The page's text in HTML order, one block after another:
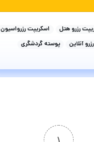
رزرو هتل
اسکریپت رزرواسیون
رزرو آنلاین پوسته گردشگری